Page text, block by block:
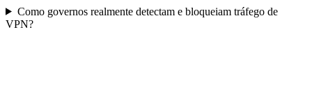
Como governos realmente detectam e bloqueiam tráfego de
VPN?